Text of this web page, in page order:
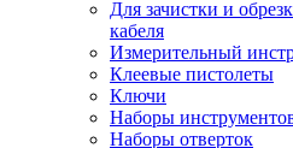
Для зачистки и
кабеля
Измерительный
Клеевые пистолеты
Ключи
Наборы
Наборы отверток